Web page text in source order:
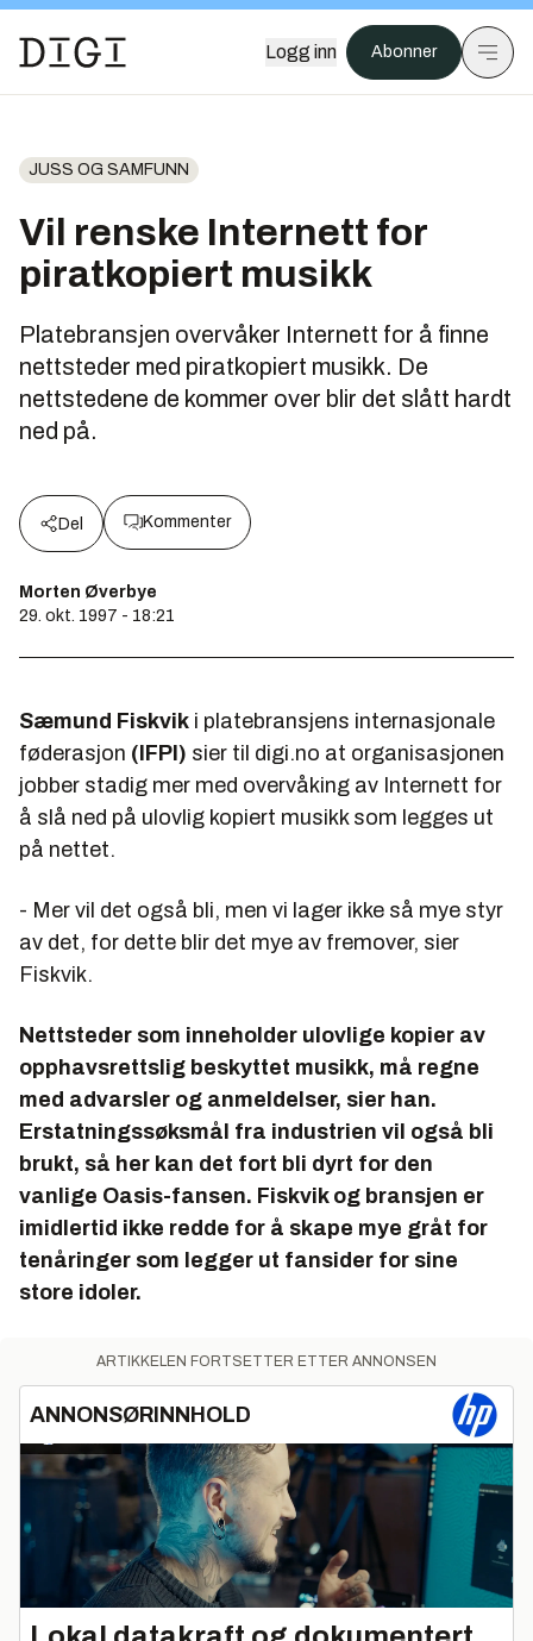
Logg inn Abonner
JUSS OG SAMFUNN
Vil renske Internett for
piratkopiert musikk
Platebransjen overvåker Internett for å finne
nettsteder med piratkopiert musikk. De
nettstedene de kommer over blir det slått hardt
ned på.
Del Kommenter
Morten Øverbye
29. okt. 1997 - 18:21
Sæmund Fiskvik i platebransjens internasjonale
føderasjon (IFPI) sier til digi.no at organisasjonen
jobber stadig mer med overvåking av Internett for
å slå ned på ulovlig kopiert musikk som legges ut
på nettet.
- Mer vil det også bli, men vi lager ikke så mye styr
av det, for dette blir det mye av fremover, sier
Fiskvik.
Nettsteder som inneholder ulovlige kopier av
opphavsrettslig beskyttet musikk, må regne
med advarsler og anmeldelser, sier han.
Erstatningssøksmål fra industrien vil også bli
brukt, så her kan det fort bli dyrt for den
vanlige Oasis-fansen. Fiskvik og bransjen er
imidlertid ikke redde for å skape mye gråt for
tenåringer som legger ut fansider for sine
store idoler.
ARTIKKELEN FORTSETTER ETTER ANNONSEN
ANNONSØRINNHOLD